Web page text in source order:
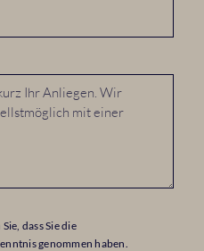
dass Sie die
genommen haben.